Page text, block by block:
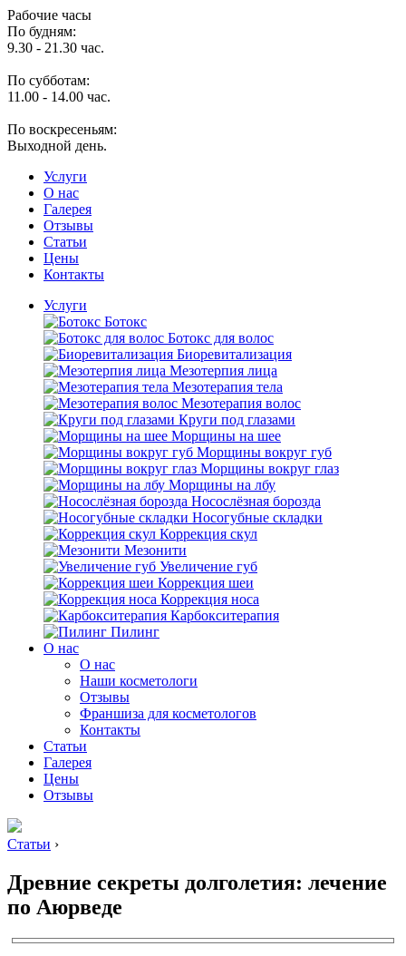
Рабочие часы
По будням:
9.30 - 21.30 час.
По субботам:
11.00 - 14.00 час.
По воскресеньям:
Выходной день.
Услуги
O нас
Галерея
Отзывы
Статьи
Цены
Контакты
Услуги
Ботокс
Ботокс для волос
Биоревитализация
Мезотерпия лица
Мезотерапия тела
Мезотерапия волос
Круги под глазами
Морщины на шее
Морщины вокруг губ
Морщины вокруг глаз
Морщины на лбу
Носослёзная борозда
Носогубные складки
Коррекция скул
Мезонити
Увеличение губ
Коррекция шеи
Коррекция носа
Карбокситерапия
Пилинг
O нас
O нас
Наши косметологи
Отзывы
Франшиза для косметологов
Контакты
Статьи
Галерея
Цены
Отзывы
Статьи ›
Древние секреты долголетия: лечение
по Аюрведе